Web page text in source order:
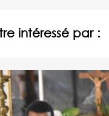
intéressé par :